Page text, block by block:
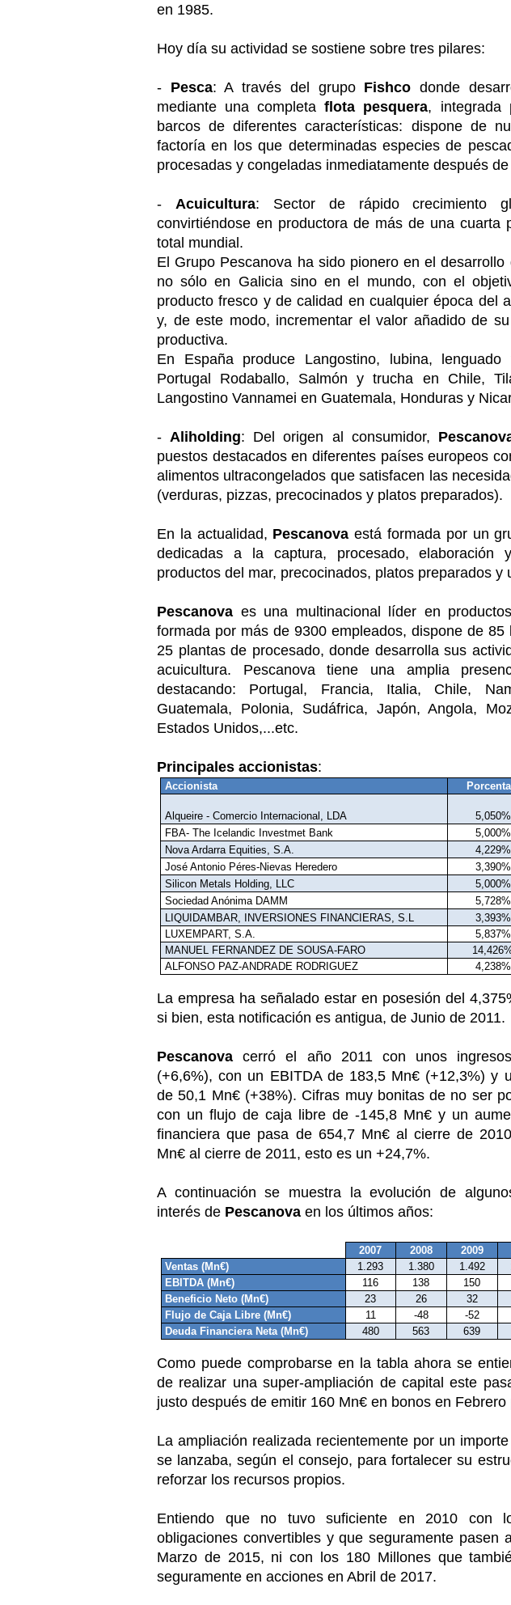
en 1985.
Hoy día su actividad se sostiene sobre tres pilares:
- Pesca: A través del grupo Fishco donde
mediante una completaflota pesquera, integrada
barcos de diferentes características: dispone de
factoría en los que determinadas especies de
procesadas y congeladas inmediatamente después
- Acuicultura: Sector de rápido crecimiento
convirtiéndose en productora de más de una cuarta
total mundial.
El Grupo Pescanova ha sido pionero en el desarrollo
no sólo en Galicia sino en el mundo, con el
producto fresco y de calidad en cualquier época del
y, de este modo, incrementar el valor añadido de
productiva.
En España produce Langostino, lubina,
Portugal Rodaballo, Salmón y trucha en Chile,
Langostino Vannamei en Guatemala, Honduras y
- Aliholding: Del origen al consumidor,
puestos destacados en diferentes países europeos
alimentos ultracongelados que satisfacen las
(verduras, pizzas, precocinados y platos preparados).
En la actualidad, Pescanova está formada por un
dedicadas a la captura, procesado, elaboración
productos del mar, precocinados, platos preparados y
Pescanova es una multinacional líder en
formada por más de 9300 empleados, dispone de 85
25 plantas de procesado, donde desarrolla sus
acuicultura. Pescanova tiene una amplia
destacando: Portugal, Francia, Italia, Chile,
Guatemala, Polonia, Sudáfrica, Japón, Angola,
Estados Unidos,...etc.
Principales accionistas:
Accionista
Alqueire - Comercio Internacional, LDA
5,050%
FBA- The Icelandic Investmet Bank
5,000%
Nova Ardarra Equities, S.A.
4,229%
José Antonio Péres-Nievas Heredero
3,390%
Silicon Metals Holding, LLC
5,000%
Sociedad Anónima DAMM
5,728%
LIQUIDAMBAR, INVERSIONES FINANCIERAS, S.L
3,393%
LUXEMPART, S.A.
5,837%
MANUEL FERNANDEZ DE SOUSA-FARO
ALFONSO PAZ-ANDRADE RODRIGUEZ
4,238%
La empresa ha señalado estar en posesión del
si bien, esta notificación es antigua, de Junio de 2011.
Pescanova cerró el año 2011 con unos
(+6,6%), con un EBITDA de 183,5 Mn€ (+12,3%) y
de 50,1 Mn€ (+38%). Cifras muy bonitas de no ser
con un flujo de caja libre de -145,8 Mn€ y un
financiera que pasa de 654,7 Mn€ al cierre de
Mn€ al cierre de 2011, esto es un +24,7%.
A continuación se muestra la evolución de
interés de Pescanova en los últimos años:
2007 2008 2009
Ventas (Mn€)
1.293 1.380 1.492
EBITDA (Mn€)
116 138 150
Beneficio Neto (Mn€)
23 26 32
Flujo de Caja Libre (Mn€)
11 -48 -52
Deuda Financiera Neta (Mn€)
480 563 639
Como puede comprobarse en la tabla ahora se
de realizar una super-ampliación de capital este
justo después de emitir 160 Mn€ en bonos en Febrero
La ampliación realizada recientemente por un
se lanzaba, según el consejo, para fortalecer su
reforzar los recursos propios.
Entiendo que no tuvo suficiente en 2010 con
obligaciones convertibles y que seguramente pasen
Marzo de 2015, ni con los 180 Millones que
seguramente en acciones en Abril de 2017.